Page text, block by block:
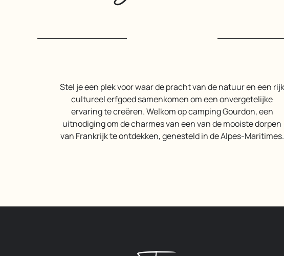
Stel je een plek voor waar de pracht van de natuur en een rijk
cultureel erfgoed samenkomen om een onvergetelijke
ervaring te creëren. Welkom op camping Gourdon, een
uitnodiging om de charmes van een van de mooiste dorpen
van Frankrijk te ontdekken, genesteld in de Alpes-Maritimes.